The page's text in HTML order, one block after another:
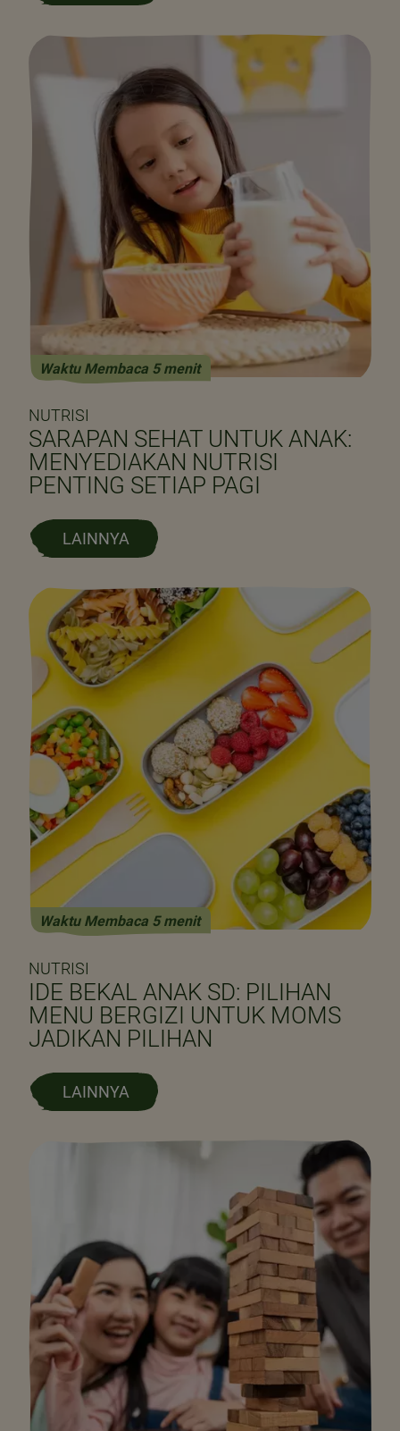
Waktu Membaca 5 menit
NUTRISI
SARAPAN SEHAT UNTUK ANAK:
MENYEDIAKAN NUTRISI
PENTING SETIAP PAGI
LAINNYA
Waktu Membaca 5 menit
NUTRISI
IDE BEKAL ANAK SD: PILIHAN
MENU BERGIZI UNTUK MOMS
JADIKAN PILIHAN
LAINNYA